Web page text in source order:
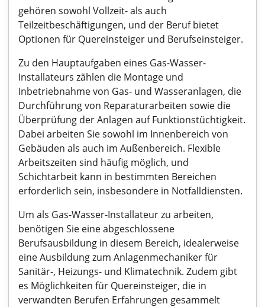
gehören sowohl Vollzeit- als auch
Teilzeitbeschäftigungen, und der Beruf bietet
Optionen für Quereinsteiger und Berufseinsteiger.
Zu den Hauptaufgaben eines Gas-Wasser-
Installateurs zählen die Montage und
Inbetriebnahme von Gas- und Wasseranlagen, die
Durchführung von Reparaturarbeiten sowie die
Überprüfung der Anlagen auf Funktionstüchtigkeit.
Dabei arbeiten Sie sowohl im Innenbereich von
Gebäuden als auch im Außenbereich. Flexible
Arbeitszeiten sind häufig möglich, und
Schichtarbeit kann in bestimmten Bereichen
erforderlich sein, insbesondere in Notfalldiensten.
Um als Gas-Wasser-Installateur zu arbeiten,
benötigen Sie eine abgeschlossene
Berufsausbildung in diesem Bereich, idealerweise
eine Ausbildung zum Anlagenmechaniker für
Sanitär-, Heizungs- und Klimatechnik. Zudem gibt
es Möglichkeiten für Quereinsteiger, die in
verwandten Berufen Erfahrungen gesammelt